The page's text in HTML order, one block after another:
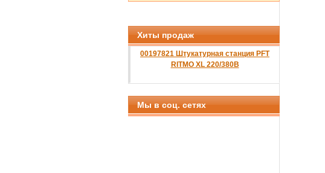
Хиты продаж
00197821 Штукатурная станция PFT
RITMO XL 220/380B
Мы в соц. сетях